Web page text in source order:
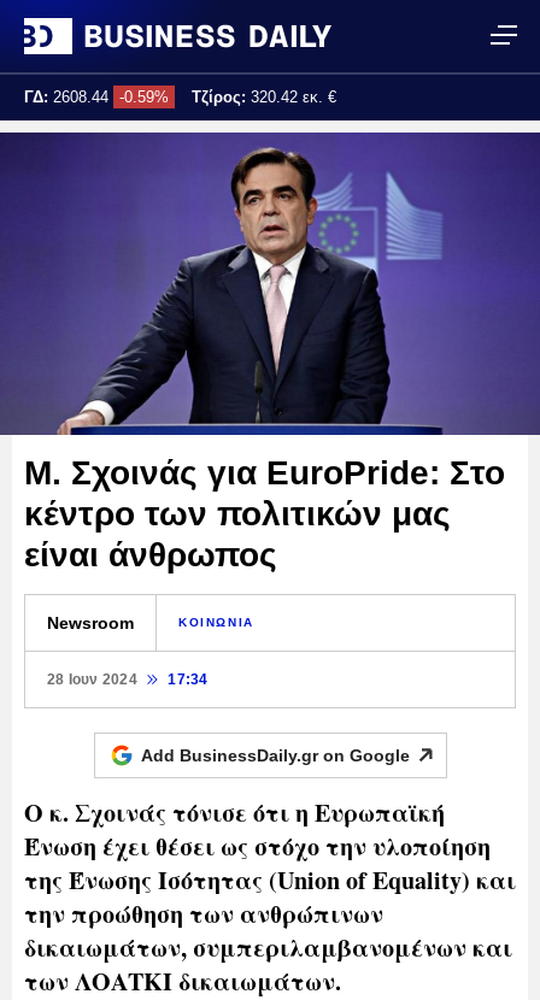
ΓΔ: 2608.44 -0.59% Τζίρος: 320.42 εκ. €
Μ. Σχοινάς για EuroPride: Στο
κέντρο των πολιτικών μας
είναι άνθρωπος
Newsroom ΚΟΙΝΩΝΙΑ
28 Ιουν 2024 17:34
Add BusinessDaily.gr on Google
Ο κ. Σχοινάς τόνισε ότι η Ευρωπαϊκή
Ένωση έχει θέσει ως στόχο την υλοποίηση
της Ένωσης Ισότητας (Union of Equality) και
την προώθηση των ανθρώπινων
δικαιωμάτων, συμπεριλαμβανομένων και
των ΛΟΑΤΚΙ δικαιωμάτων.